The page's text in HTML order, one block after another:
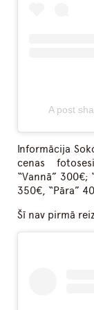
A post
Informācija
cenas
“Vannā” 300€;
350€, “Pāra”
Šī nav pirmā